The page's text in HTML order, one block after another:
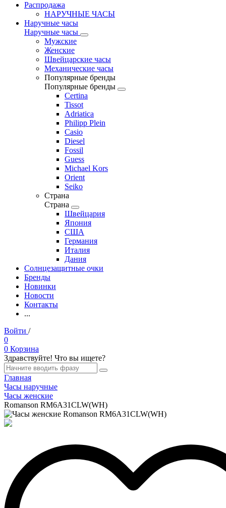
Распродажа
НАРУЧНЫЕ ЧАСЫ
Наручные часы
Наручные часы
Мужские
Женские
Швейцарские часы
Механические часы
Популярные бренды
Популярные бренды
Certina
Tissot
Adriatica
Philipp Plein
Casio
Diesel
Fossil
Guess
Michael Kors
Orient
Seiko
Страна
Страна
Швейцария
Япония
США
Германия
Италия
Дания
Солнцезащитные очки
Бренды
Новинки
Новости
Контакты
...
Войти /
0
0 Корзина
Здравствуйте! Что вы ищете?
Главная
Часы наручные
Часы женские
Romanson RM6A31CLW(WH)